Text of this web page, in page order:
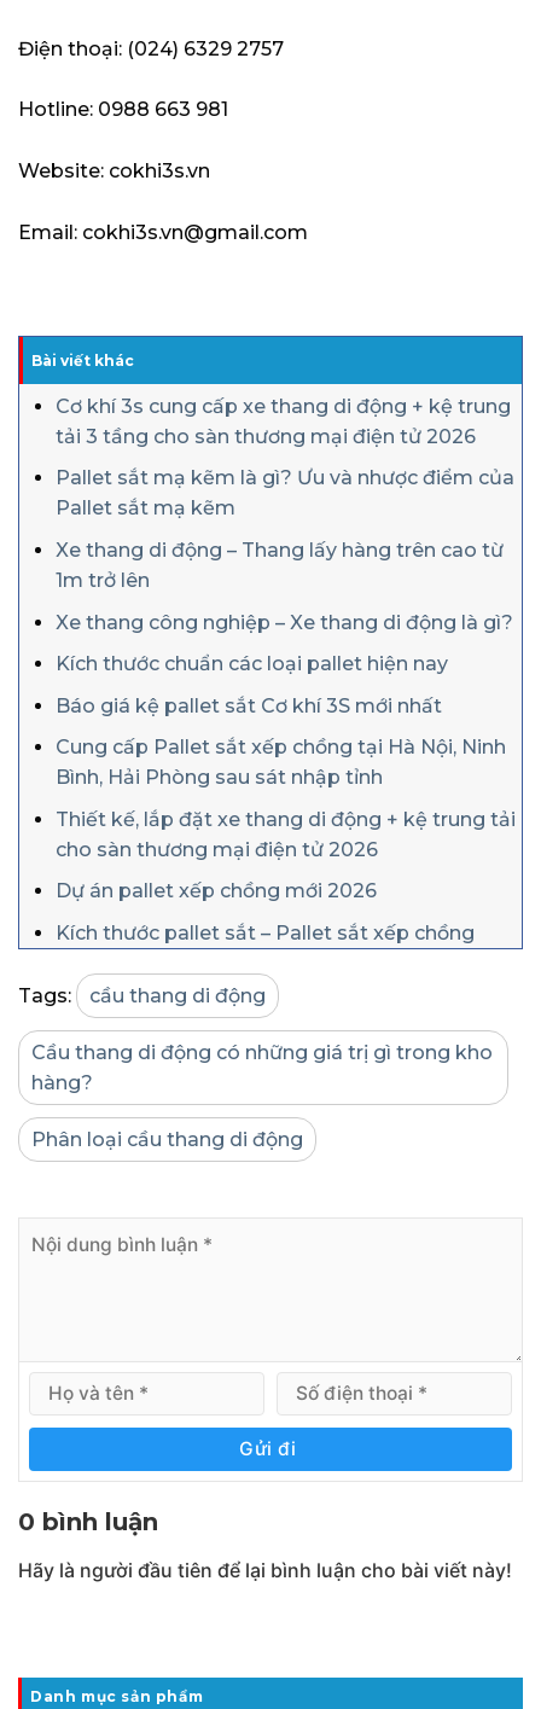
Điện thoại: (024) 6329 2757
Hotline: 0988 663 981
Website: cokhi3s.vn
Email: cokhi3s.vn@gmail.com
Bài viết khác
Cơ khí 3s cung cấp xe thang di động + kệ trung
tải 3 tầng cho sàn thương mại điện tử 2026
Pallet sắt mạ kẽm là gì? Ưu và nhược điểm của
Pallet sắt mạ kẽm
Xe thang di động – Thang lấy hàng trên cao từ
1m trở lên
Xe thang công nghiệp – Xe thang di động là gì?
Kích thước chuẩn các loại pallet hiện nay
Báo giá kệ pallet sắt Cơ khí 3S mới nhất
Cung cấp Pallet sắt xếp chồng tại Hà Nội, Ninh
Bình, Hải Phòng sau sát nhập tỉnh
Thiết kế, lắp đặt xe thang di động + kệ trung tải
cho sàn thương mại điện tử 2026
Dự án pallet xếp chồng mới 2026
Kích thước pallet sắt – Pallet sắt xếp chồng
Tags: cầu thang di động
Cầu thang di động có những giá trị gì trong kho
hàng?
Phân loại cầu thang di động
Gửi đi
0 bình luận
Hãy là người đầu tiên để lại bình luận cho bài viết này!
Danh mục sản phẩm